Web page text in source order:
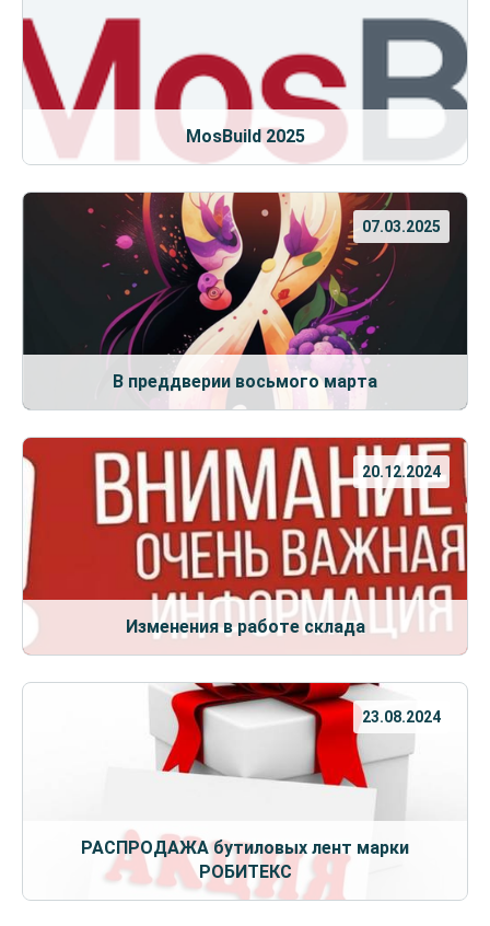
MosBuild 2025
07.03.2025
В преддверии восьмого марта
20.12.2024
Изменения в работе склада
23.08.2024
РАСПРОДАЖА бутиловых лент марки
РОБИТЕКС